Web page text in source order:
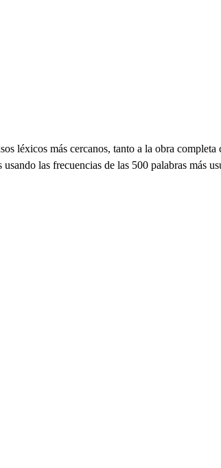
léxicos más cercanos, tanto a la obra
las frecuencias de las 500 palabras